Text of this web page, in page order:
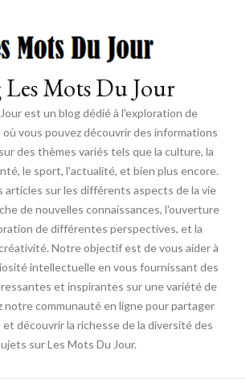
Mots Du Jour
est un blog dédié à l'exploration de
vous pouvez découvrir des informations
des thèmes variés tels que la culture, la
le sport, l'actualité, et bien plus encore.
articles sur les différents aspects de la vie
de nouvelles connaissances, l'ouverture
de différentes perspectives, et la
Notre objectif est de vous aider à
intellectuelle en vous fournissant des
et inspirantes sur une variété de
notre communauté en ligne pour partager
découvrir la richesse de la diversité des
sur Les Mots Du Jour.